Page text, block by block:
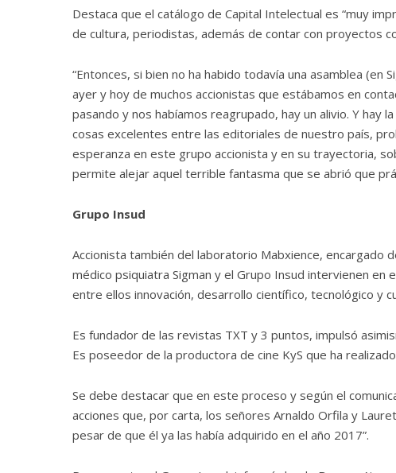
Destaca que el catálogo de Capital Intelectual es “muy
de cultura, periodistas, además de contar con proyectos
“Entonces, si bien no ha habido todavía una asamblea
ayer y hoy de muchos accionistas que estábamos en
pasando y nos habíamos reagrupado, hay un alivio. Y hay
cosas excelentes entre las editoriales de nuestro país,
esperanza en este grupo accionista y en su trayectoria,
permite alejar aquel terrible fantasma que se abrió que
Grupo Insud
Accionista también del laboratorio Mabxience, encargado
médico psiquiatra Sigman y el Grupo Insud intervienen
entre ellos innovación, desarrollo científico, tecnológico y
Es fundador de las revistas TXT y 3 puntos, impulsó
Es poseedor de la productora de cine KyS que ha
Se debe destacar que en este proceso y según el
acciones que, por carta, los señores Arnaldo Orfila y
pesar de que él ya las había adquirido en el año 2017”.